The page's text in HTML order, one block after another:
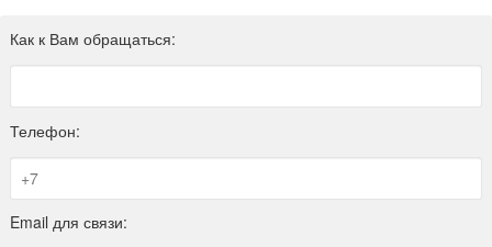
Как к Вам обращаться:
Телефон:
Email для связи: